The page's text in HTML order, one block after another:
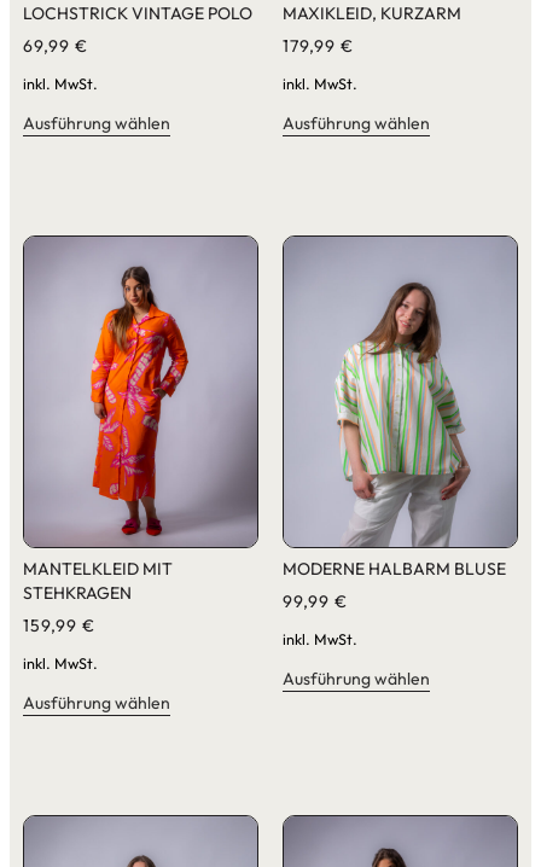
LOCHSTRICK VINTAGE POLO
69,99 €
inkl. MwSt.
Ausführung wählen
MAXIKLEID, KURZARM
179,99 €
inkl. MwSt.
Ausführung wählen
MANTELKLEID MIT
STEHKRAGEN
159,99 €
inkl. MwSt.
Ausführung wählen
MODERNE HALBARM BLUSE
99,99 €
inkl. MwSt.
Ausführung wählen